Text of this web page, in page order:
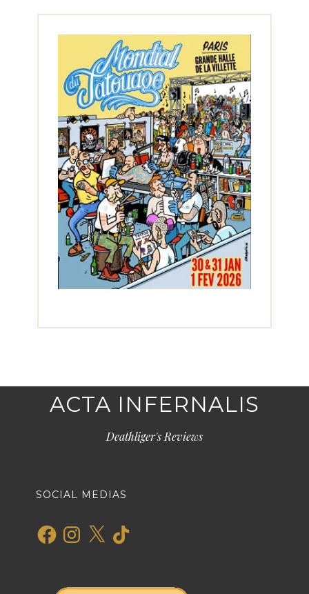
ACTA INFERNALIS
Deathliger's Reviews
SOCIAL MEDIAS
FacebookInstagram
X TikTok